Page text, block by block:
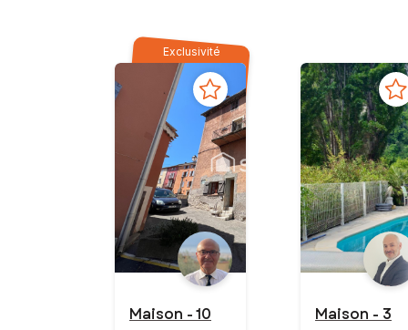
Exclusivité
Maison - 10
Maison - 3